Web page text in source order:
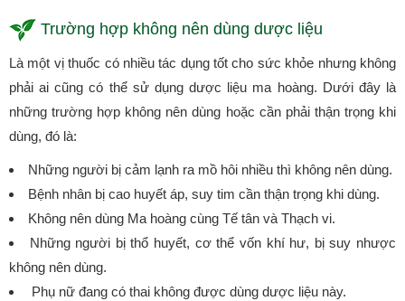
Trường hợp không nên dùng dược liệu
Là một vị thuốc có nhiều tác dụng tốt cho sức khỏe nhưng không
phải ai cũng có thể sử dụng dược liệu ma hoàng. Dưới đây là
những trường hợp không nên dùng hoặc cần phải thận trọng khi
dùng, đó là:
Những người bị cảm lạnh ra mồ hôi nhiều thì không nên dùng.
Bệnh nhân bị cao huyết áp, suy tim cần thận trọng khi dùng.
Không nên dùng Ma hoàng cùng Tế tân và Thạch vi.
Những người bị thổ huyết, cơ thể vốn khí hư, bị suy nhược
không nên dùng.
Phụ nữ đang có thai không được dùng dược liệu này.